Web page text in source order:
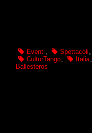
Eventi , Spettacoli ,
CulturTango, Italia,
Ballesteros